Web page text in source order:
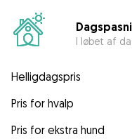
I løbet af
Helligdagspris
Pris for hvalp
Pris for ekstra hund